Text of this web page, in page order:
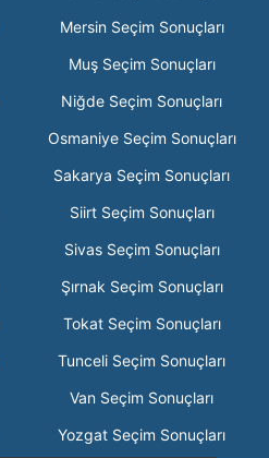
Mersin Seçim Sonuçları
Muş Seçim Sonuçları
Niğde Seçim Sonuçları
Osmaniye Seçim Sonuçları
Sakarya Seçim Sonuçları
Siirt Seçim Sonuçları
Sivas Seçim Sonuçları
Şırnak Seçim Sonuçları
Tokat Seçim Sonuçları
Tunceli Seçim Sonuçları
Van Seçim Sonuçları
Yozgat Seçim Sonuçları